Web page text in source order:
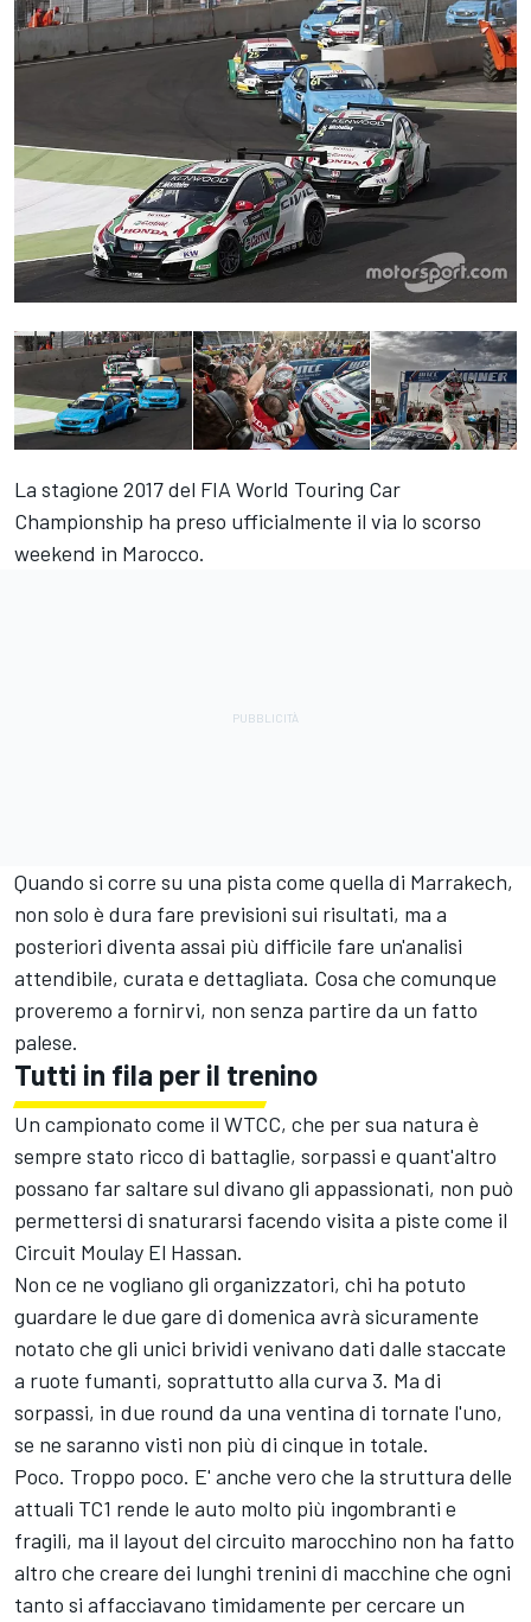
La stagione 2017 del FIA World Touring Car
Championship ha preso ufficialmente il via lo scorso
weekend in Marocco.
Quando si corre su una pista come quella di Marrakech,
non solo è dura fare previsioni sui risultati, ma a
posteriori diventa assai più difficile fare un'analisi
attendibile, curata e dettagliata. Cosa che comunque
proveremo a fornirvi, non senza partire da un fatto
palese.
Tutti in fila per il trenino
Un campionato come il WTCC, che per sua natura è
sempre stato ricco di battaglie, sorpassi e quant'altro
possano far saltare sul divano gli appassionati, non può
permettersi di snaturarsi facendo visita a piste come il
Circuit Moulay El Hassan.
Non ce ne vogliano gli organizzatori, chi ha potuto
guardare le due gare di domenica avrà sicuramente
notato che gli unici brividi venivano dati dalle staccate
a ruote fumanti, soprattutto alla curva 3. Ma di
sorpassi, in due round da una ventina di tornate l'uno,
se ne saranno visti non più di cinque in totale.
Poco. Troppo poco. E' anche vero che la struttura delle
attuali TC1 rende le auto molto più ingombranti e
fragili, ma il layout del circuito marocchino non ha fatto
altro che creare dei lunghi trenini di macchine che ogni
tanto si affacciavano timidamente per cercare un